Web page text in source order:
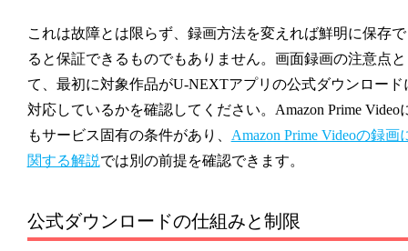
これは故障とは限らず、録画方法を変えれば鮮明に保存
ると保証できるものでもありません。画面録画の注意点
て、最初に対象作品がU-NEXTアプリの公式ダウンロード
対応しているかを確認してください。Amazon Prime Video
もサービス固有の条件があり、 Amazon Prime Videoの録画
関する解説では別の前提を確認できます。
公式ダウンロードの仕組みと制限